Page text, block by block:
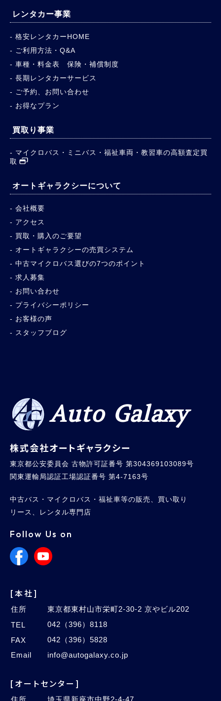
レンタカー事業
格安レンタカーHOME
ご利用方法・Q&A
車種・料金表 保険・補償制度
長期レンタカーサービス
ご予約、お問い合わせ
お得なプラン
買取り事業
マイクロバス・ミニバス・福祉車両・教習車の高額査定買
取
オートギャラクシーについて
会社概要
アクセス
買取・購入のご要望
オートギャラクシーの売買システム
中古マイクロバス選びの7つのポイント
求人募集
お問い合わせ
プライバシーポリシー
お客様の声
スタッフブログ
Auto Galaxy
株式会社オートギャラクシー
東京都公安委員会 古物許可証番号 第304369103089号
関東運輸局認証工場認証番号 第4-7163号
中古バス・マイクロバス・福祉車等の販売、買い取り
リース、レンタル専門店
Follow Us on
[本社]
住所
東京都東村山市栄町2-30-2 京やビル202
TEL
042（396）8118
FAX
042（396）5828
Email
info@autogalaxy.co.jp
[オートセンター]